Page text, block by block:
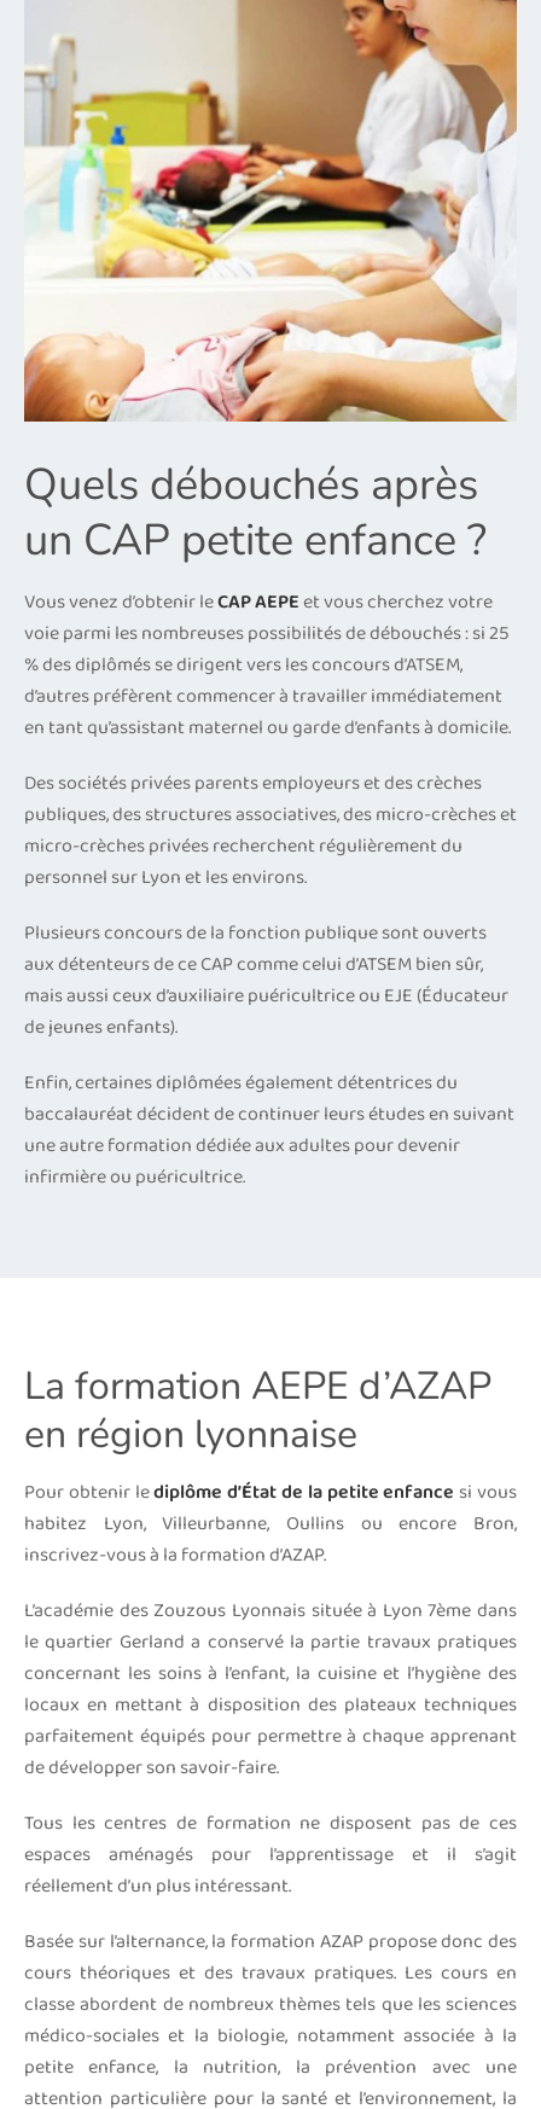
Quels débouchés après
un CAP petite enfance ?
Vous venez d’obtenir leCAP AEPEet vous cherchez votre
voie parmi les nombreuses possibilités de débouchés : si 25
% des diplômés se dirigent vers les concours d’ATSEM,
d’autres préfèrent commencer à travailler immédiatement
en tant qu’assistant maternel ou garde d’enfants à domicile.
Des sociétés privées parents employeurs et des crèches
publiques, des structures associatives, des micro-crèches et
micro-crèches privées recherchent régulièrement du
personnel sur Lyon et les environs.
Plusieurs concours de la fonction publique sont ouverts
aux détenteurs de ce CAP comme celui d’ATSEM bien sûr,
mais aussi ceux d’auxiliaire puéricultrice ou EJE (Éducateur
de jeunes enfants).
Enfin, certaines diplômées également détentrices du
baccalauréat décident de continuer leurs études en suivant
une autre formation dédiée aux adultes pour devenir
infirmière ou puéricultrice.
La formation AEPE d’AZAP
en région lyonnaise
Pour obtenir lediplôme d’État de la petite enfance si vous
habitez Lyon, Villeurbanne, Oullins ou encore Bron,
inscrivez-vous à la formation d’AZAP.
L’académie des Zouzous Lyonnais située à Lyon 7ème dans
le quartier Gerland a conservé la partie travaux pratiques
concernant les soins à l’enfant, la cuisine et l’hygiène des
locaux en mettant à disposition des plateaux techniques
parfaitement équipés pour permettre à chaque apprenant
de développer son savoir-faire.
Tous les centres de formation ne disposent pas de ces
espaces aménagés pour l’apprentissage et il s’agit
réellement d’un plus intéressant.
Basée sur l’alternance, la formation AZAP propose donc des
cours théoriques et des travaux pratiques. Les cours en
classe abordent de nombreux thèmes tels que les sciences
médico-sociales et la biologie, notamment associée à la
petite enfance, la nutrition, la prévention avec une
attention particulière pour la santé et l’environnement, la